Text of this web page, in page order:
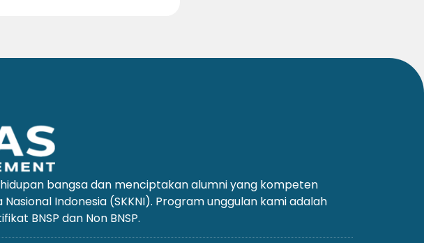
bangsa dan menciptakan alumni yang kompeten
Indonesia (SKKNI). Program unggulan kami adalah
BNSP dan Non BNSP.